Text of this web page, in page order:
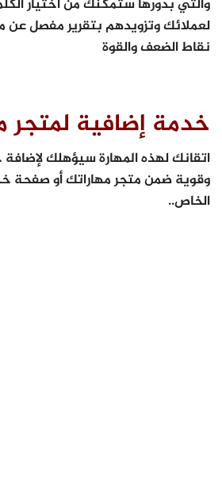
والتي بدورها ستمكنك من اختيار
لعملائك وتزويدهم بتقرير مفصل
نقاط الضعف والقوة
خدمة إضافية لمتجر
اتقانك لهذه المهارة سيؤهلك
وقوية ضمن متجر مهاراتك أو
الخاص..